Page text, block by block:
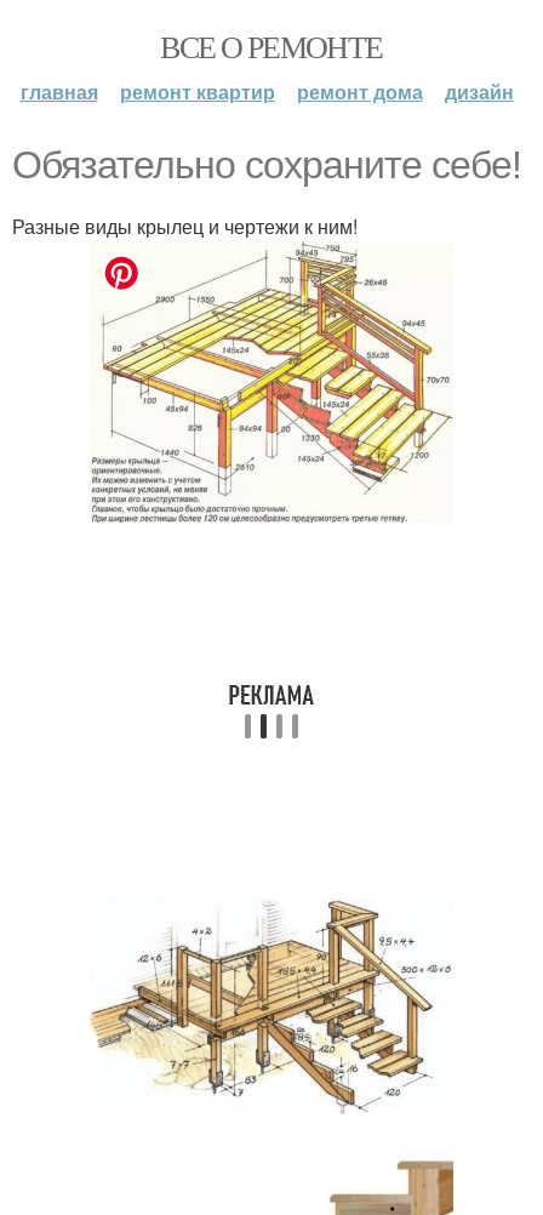
ВСЕ О РЕМОНТЕ
главная ремонт квартир ремонт дома дизайн
Обязательно сохраните себе!
Разные виды крылец и чертежи к ним!